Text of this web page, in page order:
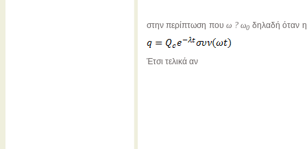
στην περίπτωση πουω ? ω0 δηλαδή όταν η
Έτσι τελικά αν